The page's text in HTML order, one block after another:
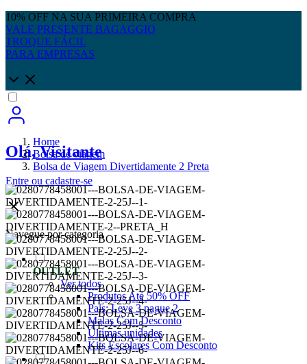
10% OFF NA SUA PRIMEIRA COMPRA
VALE PRESENTE BAGAGGIO
TROQUE FÁCIL
PARA EMPRESAS
Olá, Visitante
Entre ou cadastre-se
Navegue por categoria
OUTLET
Ver todos
Produtos Até 50% OFF
Pais: Leve 3 pague 2
Malas Com Desconto
Últimas unidades
Kits Escolares Com Desconto
Home
Bolsa de viagem
Bolsa de Viagem Divertidamente 2 Preta